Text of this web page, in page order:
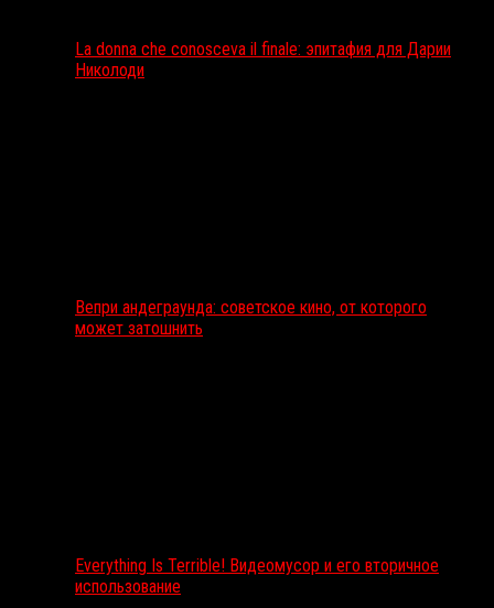
La donna che conosceva il finale: эпитафия для Дарии
Николоди
Вепри андеграунда: советское кино, от которого
может затошнить
Everything Is Terrible! Видеомусор и его вторичное
использование